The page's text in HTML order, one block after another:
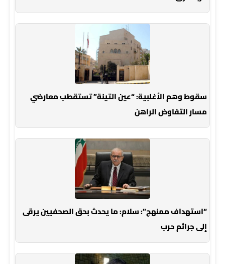
سقوط وهم الأغلبية: “عين التينة” تستقطب معارضي
مسار التفاوض الراهن
“استهداف ممنهج”: سلام: ما يحدث بحق الصحفيين يرقى
إلى جرائم حرب